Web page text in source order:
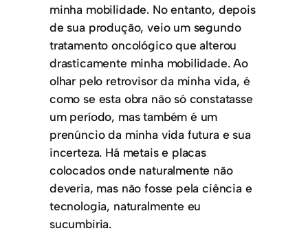
minha mobilidade. No entanto, depois
de sua produção, veio um segundo
tratamento oncológico que alterou
drasticamente minha mobilidade. Ao
olhar pelo retrovisor da minha vida, é
como se esta obra não só constatasse
um período, mas também é um
prenúncio da minha vida futura e sua
incerteza. Há metais e placas
colocados onde naturalmente não
deveria, mas não fosse pela ciência e
tecnologia, naturalmente eu
sucumbiria.